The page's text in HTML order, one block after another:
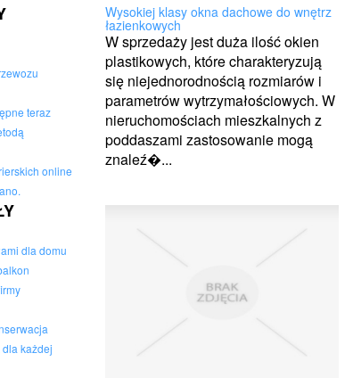
teraz
online
dla domu
każdej
Wysokiej klasy okna dachowe do wnętrz
łazienkowych
W sprzedaży jest duża ilość okien
plastikowych, które charakteryzują
się niejednorodnością rozmiarów i
parametrów wytrzymałościowych. W
nieruchomościach mieszkalnych z
poddaszami zastosowanie mogą
znaleź�...